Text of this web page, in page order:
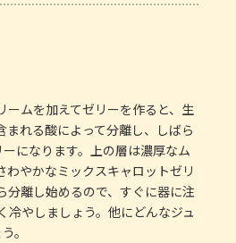
ームを加えてゼリーを作ると、生
れる酸によって分離し、しばら
になります。上の層は濃厚なム
やかなミックスキャロットゼリ
分離し始めるので、すぐに器に注
冷やしましょう。他にどんなジュ
。